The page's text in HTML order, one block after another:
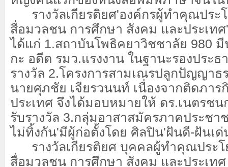
รางวัลเกียรติยศ'องค์กรผู้ทำคุณประ
สื่อมวลชน การศึกษา สังคม และประเท
ได้แก่ 1.สถาบันโพธิคยาวิชชาลัย 980
กะ อดีต รมว.แรงงาน ในฐานะรองประ
รางวัล 2.โครงการสามเณรปลูกปัญญาธ
นายศุภชัย เจียรวนนท์ เนื่องจากติดภาร
ประเทศ จึงได้มอบหมายให้ ดร.เนตรช
รับรางวัล 3.กลุ่มอาสาสมัครภาคประชา
ไม่ทิ้งกัน'มีผู้ก่อตั้งโดย ศิลปิน'ฝันดี-ฝันเด่
รางวัลเกียรติยศ บุคคลผู้ทำคุณประ
สื่อมวลชน การศึกษา สังคม และประเท